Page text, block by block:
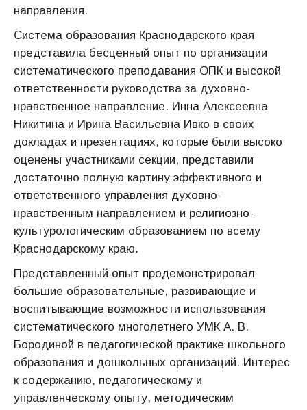
направления.
Система образования Краснодарского края
представила бесценный опыт по организации
систематического преподавания ОПК и высокой
ответственности руководства за духовно-
нравственное направление. Инна Алексеевна
Никитина и Ирина Васильевна Ивко в своих
докладах и презентациях, которые были высоко
оценены участниками секции, представили
достаточно полную картину эффективного и
ответственного управления духовно-
нравственным направлением и религиозно-
культурологическим образованием по всему
Краснодарскому краю.
Представленный опыт продемонстрировал
большие образовательные, развивающие и
воспитывающие возможности использования
систематического многолетнего УМК А. В.
Бородиной в педагогической практике школьного
образования и дошкольных организаций. Интерес
к содержанию, педагогическому и
управленческому опыту, методическим